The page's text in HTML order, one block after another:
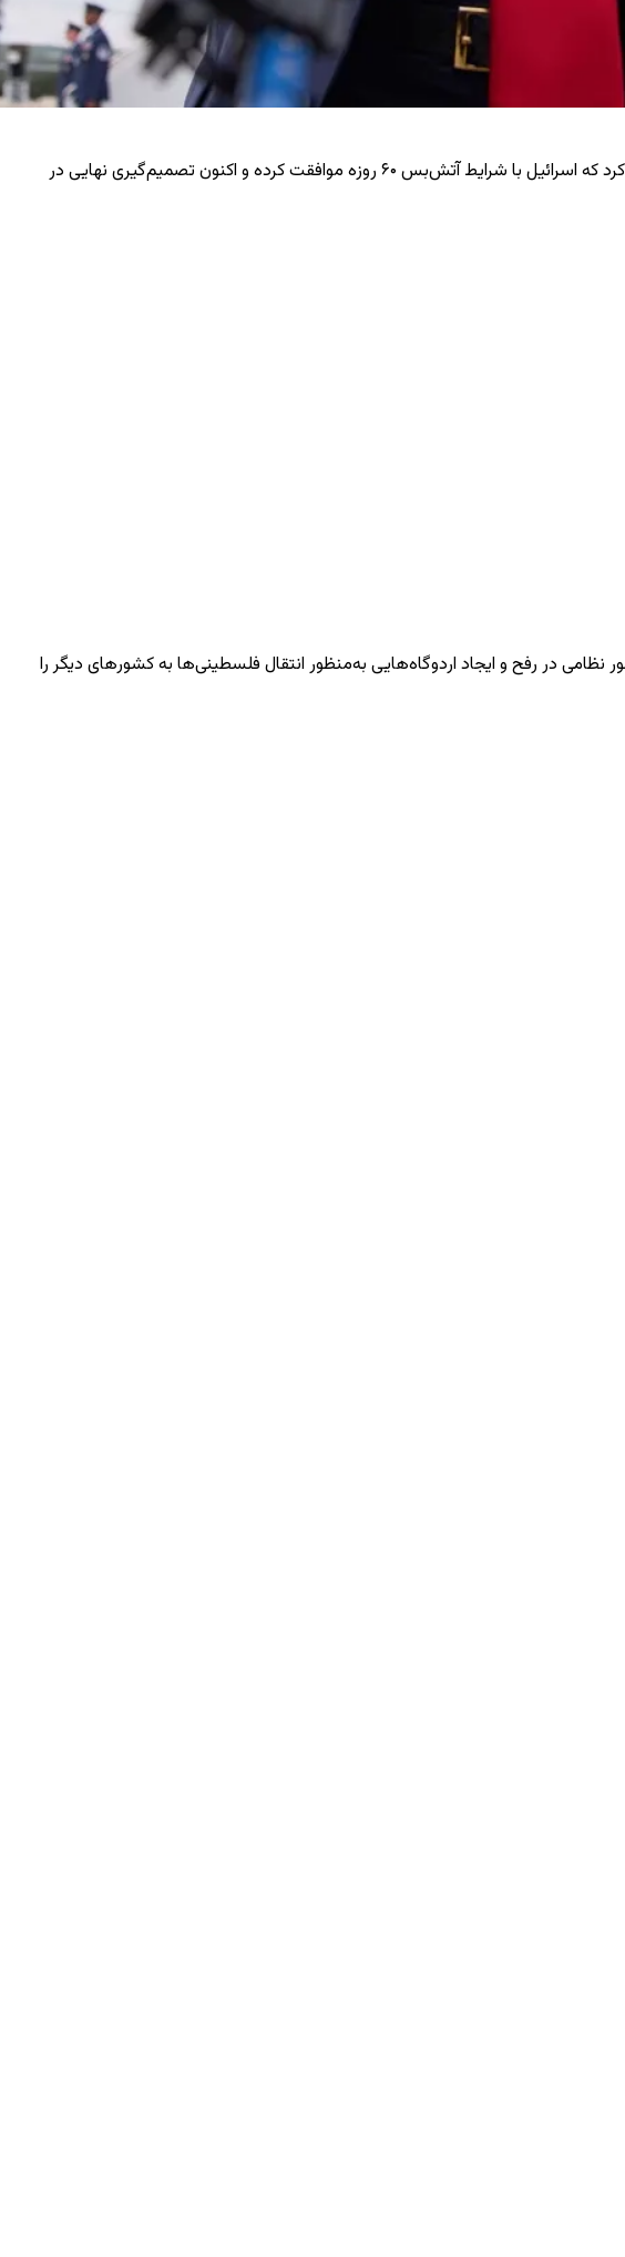
دونالد ترامپ، رئیس‌جمهور آمریکا روز یکشنبه ۱۳ جولای در پایگاه مشترک اندروز در مریلند، با اشاره به پیشرفت مذاکرات، تأکید کرد که اسرائیل با شرایط آتش‌بس ۶۰ روزه موافقت کرده و اکنون تصمیم‌گیری نهایی در
نظامی در رفح و ایجاد اردوگاه‌هایی به‌منظور انتقال فلسطینی‌ها به کشورهای دیگر را